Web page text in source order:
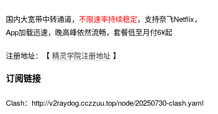
国内大宽带中转通道，不限速率持续稳定，支持奈飞Netflix，
App加载迅速，晚高峰依然流畅，套餐低至月付6¥起
注册地址：【 精灵学院注册地址 】
订阅链接
Clash：http://v2raydog.cczzuu.top/node/20250730-clash.yaml